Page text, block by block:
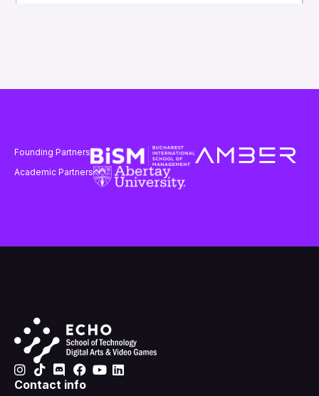
Founding Partners
Academic Partners
Contact info